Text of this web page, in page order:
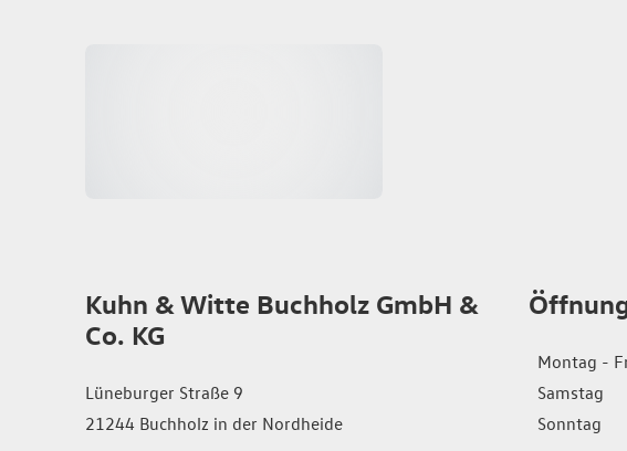
Kuhn & Witte Buchholz GmbH &
Co. KG
Lüneburger Straße 9
21244 Buchholz in der Nordheide
Montag -
Samstag
Sonntag